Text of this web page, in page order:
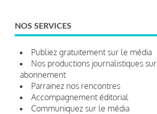
NOS SERVICES
Publiez gratuitement sur le média
Nos productions journalistiques sur
abonnement
Parrainez nos rencontres
Accompagnement éditorial
Communiquez sur le média